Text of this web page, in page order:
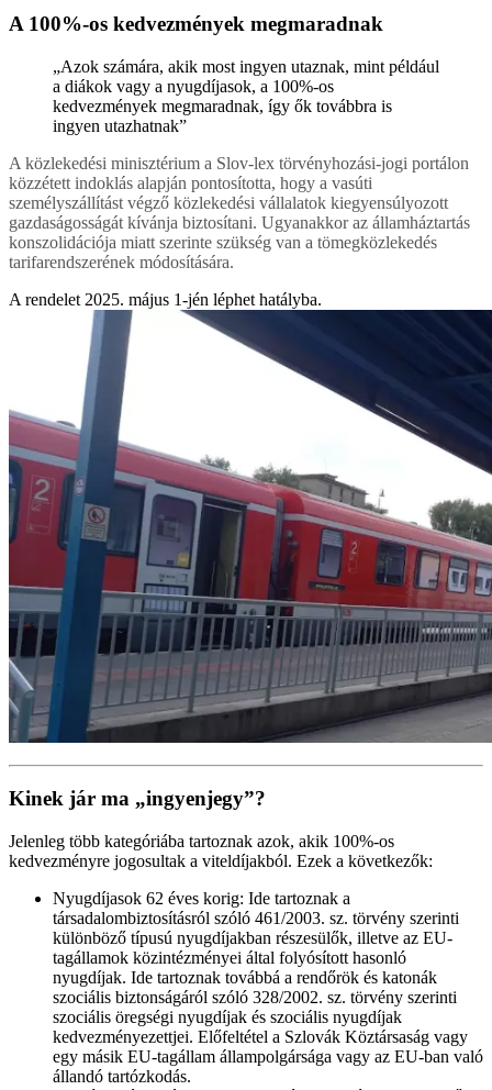
A 100%-os kedvezmények megmaradnak
„Azok számára, akik most ingyen utaznak, mint például
a diákok vagy a nyugdíjasok, a 100%-os
kedvezmények megmaradnak, így ők továbbra is
ingyen utazhatnak”
A közlekedési minisztérium a Slov-lex törvényhozási-jogi portálon
közzétett indoklás alapján pontosította, hogy a vasúti
személyszállítást végző közlekedési vállalatok kiegyensúlyozott
gazdaságosságát kívánja biztosítani. Ugyanakkor az államháztartás
konszolidációja miatt szerinte szükség van a tömegközlekedés
tarifarendszerének módosítására.
A rendelet 2025. május 1-jén léphet hatályba.
Kinek jár ma „ingyenjegy”?
Jelenleg több kategóriába tartoznak azok, akik 100%-os
kedvezményre jogosultak a viteldíjakból. Ezek a következők:
Nyugdíjasok 62 éves korig: Ide tartoznak a
társadalombiztosításról szóló 461/2003. sz. törvény szerinti
különböző típusú nyugdíjakban részesülők, illetve az EU-
tagállamok közintézményei által folyósított hasonló
nyugdíjak. Ide tartoznak továbbá a rendőrök és katonák
szociális biztonságáról szóló 328/2002. sz. törvény szerinti
szociális öregségi nyugdíjak és szociális nyugdíjak
kedvezményezettjei. Előfeltétel a Szlovák Köztársaság vagy
egy másik EU-tagállam állampolgársága vagy az EU-ban való
állandó tartózkodás.